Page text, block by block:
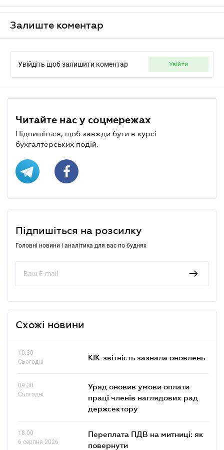
Залиште коментар
Увійдіть щоб залишити коментар увійти
Читайте нас у соцмережах
Підпишіться, щоб завжди бути в курсі
бухгалтерських подій.
Підпишіться на розсилку
Головні новини і аналітика для вас по буднях
Схожі новини
10.30
Сьогодні
КІК-звітність зазнала оновлень
09.30
Сьогодні
Уряд оновив умови оплати
праці членів наглядових рад
держсектору
18.00
6 серпня 2026
Переплата ПДВ на митниці: як
повернути